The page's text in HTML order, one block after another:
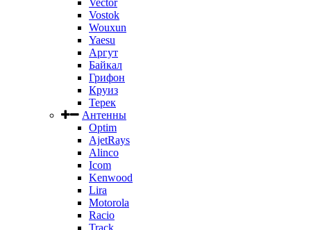
Vector
Vostok
Wouxun
Yaesu
Аргут
Байкал
Грифон
Круиз
Терек
Антенны
Optim
AjetRays
Alinco
Icom
Kenwood
Lira
Motorola
Racio
Track